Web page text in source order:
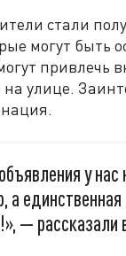
стали
могут
на улице.
у
а
— рассказали